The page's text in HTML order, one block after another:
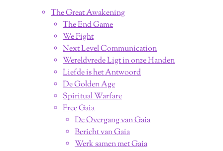
The Great Awakening
The End Game
We Fight
Next Level Communication
Wereldvrede Ligt in onze Handen
Liefde is het Antwoord
De Golden Age
Spiritual Warfare
Free Gaia
De Overgang van Gaia
Bericht van Gaia
Werk samen met Gaia